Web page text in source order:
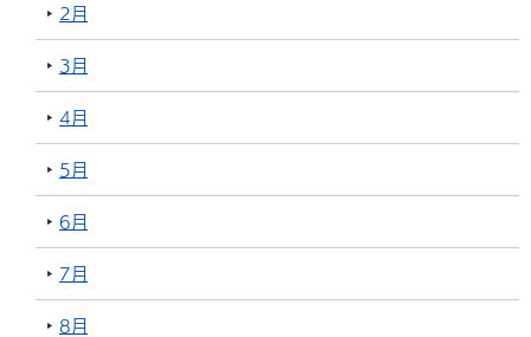
2月
3月
4月
5月
6月
7月
8月